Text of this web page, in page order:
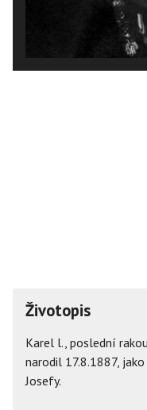
Životopis
Karel l., poslední
narodil 17.8.1887,
Josefy.